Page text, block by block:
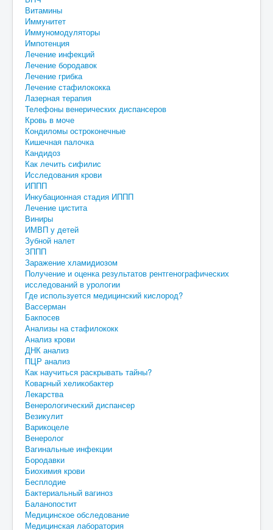
Витамины
Иммунитет
Иммуномодуляторы
Импотенция
Лечение инфекций
Лечение бородавок
Лечение грибка
Лечение стафилококка
Лазерная терапия
Телефоны венерических диспансеров
Кровь в моче
Кондиломы остроконечные
Кишечная палочка
Кандидоз
Как лечить сифилис
Исследования крови
ИППП
Инкубационная стадия ИППП
Лечение цистита
Виниры
ИМВП у детей
Зубной налет
ЗППП
Заражение хламидиозом
Получение и оценка результатов рентгенографических
исследований в урологии
Где используется медицинский кислород?
Вассерман
Бакпосев
Анализы на стафилококк
Анализ крови
ДНК анализ
ПЦР анализ
Как научиться раскрывать тайны?
Коварный хеликобактер
Лекарства
Венерологический диспансер
Везикулит
Варикоцеле
Венеролог
Вагинальные инфекции
Бородавки
Биохимия крови
Бесплодие
Бактериальный вагиноз
Баланопостит
Медицинское обследование
Медицинская лаборатория